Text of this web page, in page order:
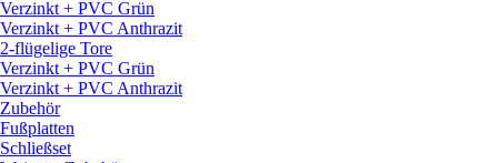
Verzinkt + PVC Grün
Verzinkt + PVC Anthrazit
2-flügelige Tore
Verzinkt + PVC Grün
Verzinkt + PVC Anthrazit
Zubehör
Fußplatten
Schließset